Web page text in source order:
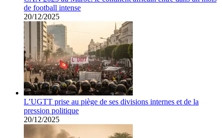
de football intense
20/12/2025
L’UGTT prise au piège de ses divisions internes et de la
pression politique
20/12/2025